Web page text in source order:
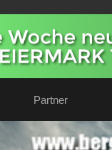
Partner